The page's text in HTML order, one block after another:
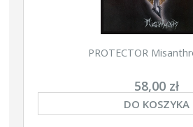
PROTECTOR
58,00 zł
DO KOSZYKA